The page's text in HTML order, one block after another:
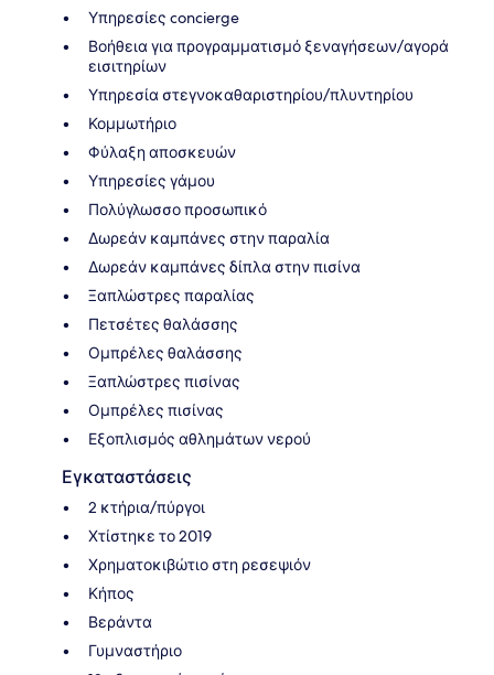
Υπηρεσίες concierge
Βοήθεια για προγραμματισμό ξεναγήσεων/αγορά
εισιτηρίων
Υπηρεσία στεγνοκαθαριστηρίου/πλυντηρίου
Κομμωτήριο
Φύλαξη αποσκευών
Υπηρεσίες γάμου
Πολύγλωσσο προσωπικό
Δωρεάν καμπάνες στην παραλία
Δωρεάν καμπάνες δίπλα στην πισίνα
Ξαπλώστρες παραλίας
Πετσέτες θαλάσσης
Ομπρέλες θαλάσσης
Ξαπλώστρες πισίνας
Ομπρέλες πισίνας
Εξοπλισμός αθλημάτων νερού
Εγκαταστάσεις
2 κτήρια/πύργοι
Χτίστηκε το 2019
Χρηματοκιβώτιο στη ρεσεψιόν
Κήπος
Βεράντα
Γυμναστήριο